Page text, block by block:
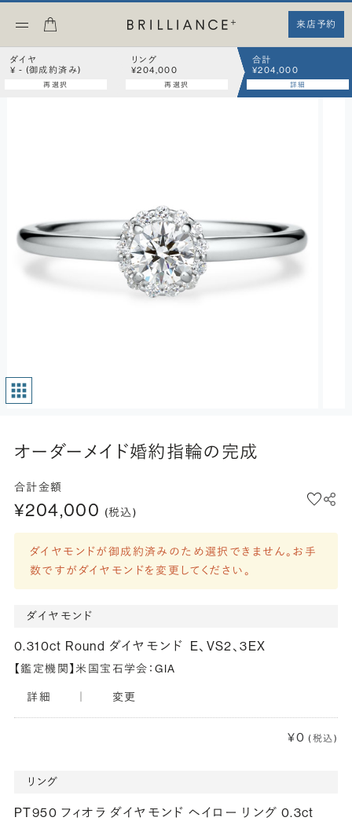
来店予約
ダイヤ
¥ - (御成約済み)
再選択
リング
¥204,000
再選択
合計
¥204,000
詳細
オーダーメイド婚約指輪の完成
合計金額
¥204,000 (税込)
ダイヤモンドが御成約済みのため選択できません。お手
数ですがダイヤモンドを変更してください。
ダイヤモンド
0.310ct Round ダイヤモンド E、VS2、3EX
【鑑定機関】米国宝石学会：GIA
詳細 変更
¥0 (税込)
リング
PT950 フィオラ ダイヤモンド ヘイロー リング 0.3ct